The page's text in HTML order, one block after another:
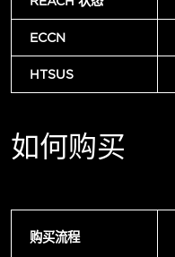
ECCN
HTSUS
如何购买
购买流程